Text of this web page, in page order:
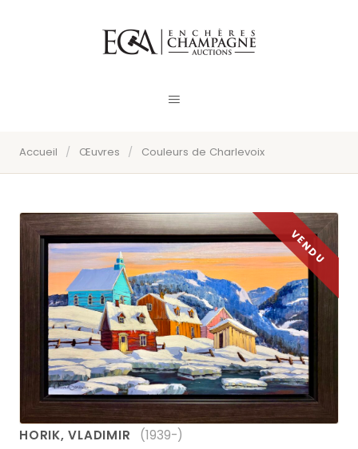
Accueil / Œuvres / Couleurs de Charlevoix
HORIK, VLADIMIR (1939-)